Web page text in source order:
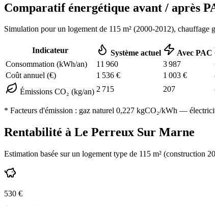
Comparatif énergétique avant / après
Simulation pour un logement de 115 m² (2000-2012), chauffage
Indicateur Système actuel Avec PAC
Consommation (kWh/an)
11 960 3 987
Coût annuel (€)
1 536 € 1 003 €
Émissions CO₂ (kg/an) 2 715 207
* Facteurs d'émission : gaz naturel 0,227 kgCO₂/kWh —
Rentabilité à Le Perreux Sur Marne
Estimation basée sur un logement type de 115 m² (construction
530 €